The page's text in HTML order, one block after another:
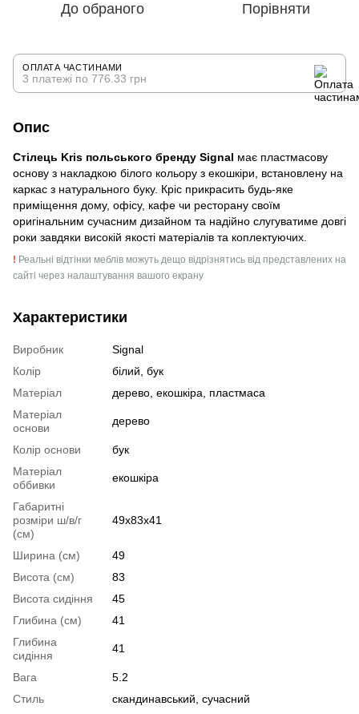
До обраного Порівняти
ОПЛАТА ЧАСТИНАМИ
3 платежі по 776.33 грн
Опис
Стілець Kris польського бренду Signal має пластмасову
основу з накладкою білого кольору з екошкіри, встановлену на
каркас з натурального буку. Кріс прикрасить будь-яке
приміщення дому, офісу, кафе чи ресторану своїм
оригінальним сучасним дизайном та надійно слугуватиме довгі
роки завдяки високій якості матеріалів та коплектуючих.
! Реальні відтінки меблів можуть дещо відрізнятись від представлених на
сайті через налаштування вашого екрану
Характеристики
Виробник
Signal
Колір
білий, бук
Матеріал
дерево, екошкіра, пластмаса
Матеріал
основи
дерево
Колір основи
бук
Матеріал
оббивки
екошкіра
Габаритні
розміри ш/в/г
(см)
49х83х41
Ширина (см)
49
Висота (см)
83
Висота сидіння
45
Глибина (см)
41
Глибина
сидіння
41
Вага
5.2
Стиль
скандинавський, сучасний